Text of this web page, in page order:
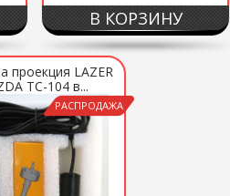
В КОРЗИНУ
РАСПРОДАЖА
проекция LAZER
ТС-104 в...